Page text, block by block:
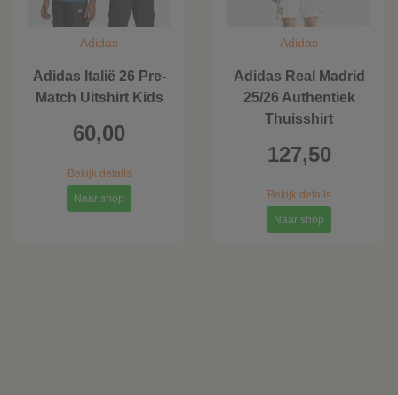
Adidas
Adidas Italië 26 Pre-
Match Uitshirt Kids
60,00
Bekijk details
Naar shop
Adidas
Adidas Real Madrid
25/26 Authentiek
Thuisshirt
127,50
Bekijk details
Naar shop